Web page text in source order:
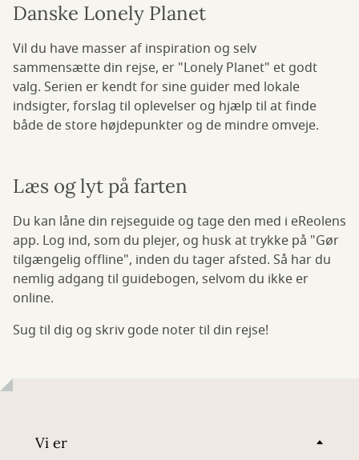
Danske Lonely Planet
Vil du have masser af inspiration og selv
sammensætte din rejse, er "Lonely Planet" et godt
valg. Serien er kendt for sine guider med lokale
indsigter, forslag til oplevelser og hjælp til at finde
både de store højdepunkter og de mindre omveje.
Læs og lyt på farten
Du kan låne din rejseguide og tage den med i eReolens
app. Log ind, som du plejer, og husk at trykke på "Gør
tilgængelig offline", inden du tager afsted. Så har du
nemlig adgang til guidebogen, selvom du ikke er
online.
Sug til dig og skriv gode noter til din rejse!
Vi er